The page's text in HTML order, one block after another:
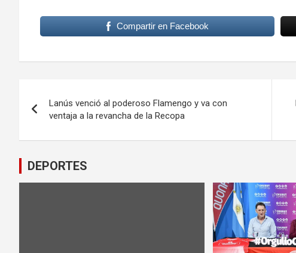
Compartir en Facebook
de
entradas
Lanús venció al poderoso Flamengo y va con
ventaja a la revancha de la Recopa
DEPORTES